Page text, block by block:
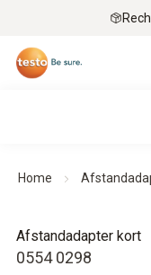
Home
0554 0298
Afstandadapter kort